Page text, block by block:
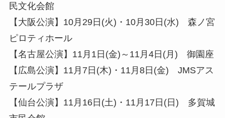
民文化会館
【大阪公演】10月29日(火)・10月30日(水) 森ノ宮
ピロティホール
【名古屋公演】11月1日(金)～11月4日(月) 御園座
【広島公演】11月7日(木)・11月8日(金) JMSアス
テールプラザ
【仙台公演】11月16日(土)・11月17日(日) 多賀城